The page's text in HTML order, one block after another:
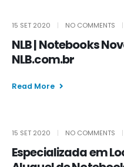
15 SET 2020 NO COMMENTS
NLB | Notebooks
NLB.com.br
Read More
15 SET 2020 NO COMMENTS
Especializada em